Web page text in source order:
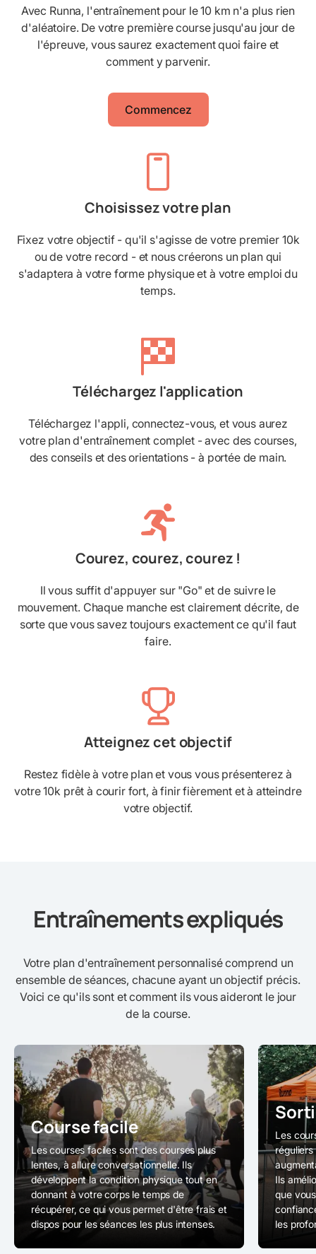
Avec Runna, l'entraînement pour le 10 km n'a plus rien
d'aléatoire. De votre première course jusqu'au jour de
l'épreuve, vous saurez exactement quoi faire et
comment y parvenir.
Commencez
Choisissez votre plan
Fixez votre objectif - qu'il s'agisse de votre premier 10k
ou de votre record - et nous créerons un plan qui
s'adaptera à votre forme physique et à votre emploi du
temps.
Téléchargez l'application
Téléchargez l'appli, connectez-vous, et vous aurez
votre plan d'entraînement complet - avec des courses,
des conseils et des orientations - à portée de main.
Courez, courez, courez !
Il vous suffit d'appuyer sur "Go" et de suivre le
mouvement. Chaque manche est clairement décrite, de
sorte que vous savez toujours exactement ce qu'il faut
faire.
Atteignez cet objectif
Restez fidèle à votre plan et vous vous présenterez à
votre 10k prêt à courir fort, à finir fièrement et à atteindre
votre objectif.
Entraînements expliqués
Votre plan d'entraînement personnalisé comprend un
ensemble de séances, chacune ayant un objectif précis.
Voici ce qu'ils sont et comment ils vous aideront le jour
de la course.
Course facile
Les courses faciles sont des courses plus
lentes, à allure conversationnelle. Ils
développent la condition physique tout en
donnant à votre corps le temps de
récupérer, ce qui vous permet d'être frais et
dispos pour les séances les plus intenses.
Les
réguliers
Ils
que
les